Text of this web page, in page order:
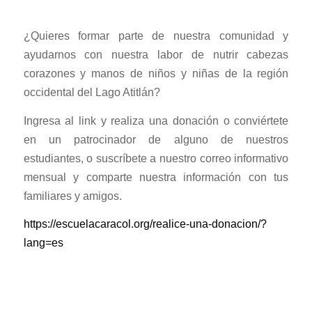
¿Quieres formar parte de nuestra comunidad y
ayudarnos con nuestra labor de nutrir cabezas
corazones y manos de niños y niñas de la región
occidental del Lago Atitlán?
Ingresa al link y realiza una donación o conviértete
en un patrocinador de alguno de nuestros
estudiantes, o suscríbete a nuestro correo informativo
mensual y comparte nuestra información con tus
familiares y amigos.
https://escuelacaracol.org/realice-una-donacion/?
lang=es